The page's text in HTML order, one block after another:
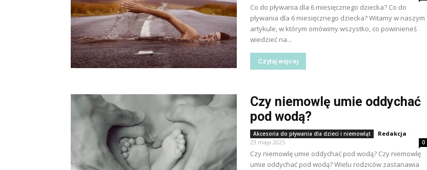
Co do pływania dla 6 miesięcznego dziecka? Co do
pływania dla 6 miesięcznego dziecka? Witamy w naszym
artykule, w którym omówimy wszystko, co powinieneś
wiedzieć na...
Czytaj więcej
Czy niemowlę umie oddychać
pod wodą?
Akcesoria do pływania dla dzieci i niemowląt Redakcja -
23 maja 2025
0
Czy niemowlę umie oddychać pod wodą? Czy niemowlę
umie oddychać pod wodą? Wielu rodziców zastanawia